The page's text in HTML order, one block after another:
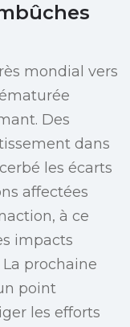
mondial vers
Des
dans
les écarts
affectées
à ce
impacts
prochaine
point
les efforts